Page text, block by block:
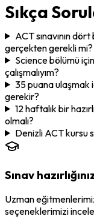
Sıkça
ACT sınavının
gerçekten gerekli mi?
Science bölümü
çalışmalıyım?
35 puana ulaşmak
gerekir?
12 haftalık bir
olmalı?
Denizli ACT kursu
Sınav
Uzman
seçeneklerimizi